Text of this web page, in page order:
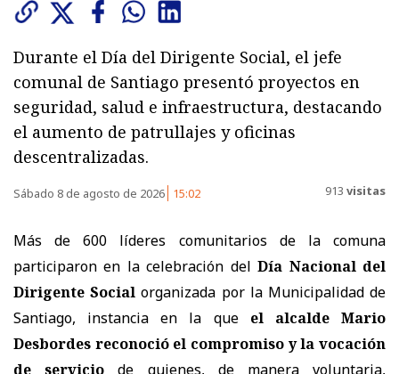
Durante el Día del Dirigente Social, el jefe
comunal de Santiago presentó proyectos en
seguridad, salud e infraestructura, destacando
el aumento de patrullajes y oficinas
descentralizadas.
Sábado 8 de agosto de 2026 15:02 913 visitas
Más de 600 líderes comunitarios de la comuna
participaron en la celebración delDía Nacional del
Dirigente Social organizada por la Municipalidad de
Santiago, instancia en la que el alcalde Mario
Desbordes reconoció el compromiso y la vocación
de servicio de quienes, de manera voluntaria,